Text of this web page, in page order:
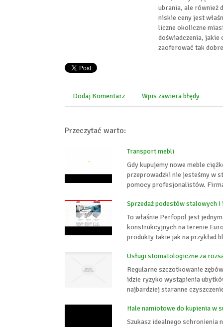
ubrania, ale również
niskie ceny jest
liczne okoliczne
doświadczenia, jakie
zaoferować tak
Dodaj Komentarz Wpis zawiera błędy
Przeczytać warto:
Transport mebli
Gdy kupujemy nowe meble
przeprowadzki nie jesteśmy w
pomocy profesjonalistów.
Sprzedaż podestów stalowych
To właśnie Perfopol jest
konstrukcyjnych na terenie
produkty takie jak na przykład
Usługi stomatologiczne za
Regularne szczotkowanie
idzie ryzyko wystąpienia
najbardziej staranne
Hale namiotowe do kupienia w
Szukasz idealnego schronienia